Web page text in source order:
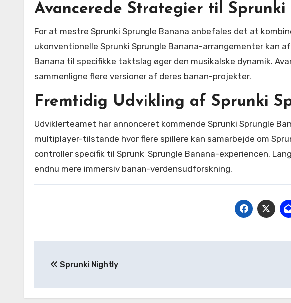
Avancerede Strategier til Sprunki
For at mestre Sprunki Sprungle Banana anbefales det at
ukonventionelle Sprunki Sprungle Banana-arrangementer kan
Banana til specifikke taktslag øger den musikalske dynamik.
sammenligne flere versioner af deres banan-projekter.
Fremtidig Udvikling af Sprunki
Udviklerteamet har annonceret kommende Sprunki Sprungle
multiplayer-tilstande hvor flere spillere kan samarbejde om
controller specifik til Sprunki Sprungle Banana-experiencen.
endnu mere immersiv banan-verdensudforskning.
navigation
Sprunki Nightly